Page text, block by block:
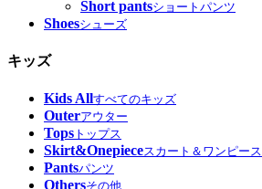
Short pantsショートパンツ
Shoesシューズ
キッズ
Kids Allすべてのキッズ
Outerアウター
Tops トップス
Skirt&Onepieceスカート＆ワンピース
Pantsパンツ
Othersその他